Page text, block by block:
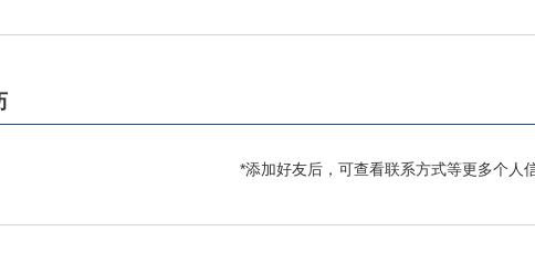
*添加好友后，可查看联系方式等更多个人